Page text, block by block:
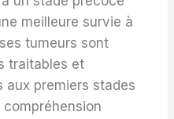
meilleure survie à
tumeurs sont
traitables et
aux premiers stades
compréhension